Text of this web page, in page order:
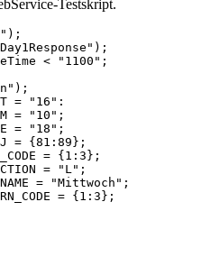
Testskript.
< "1100";
= "16":
= "10";
= "18";
= {81:89};
= {1:3};
= "L";
= "Mittwoch";
= {1:3};